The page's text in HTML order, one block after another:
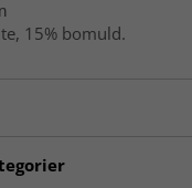
15% bomuld.